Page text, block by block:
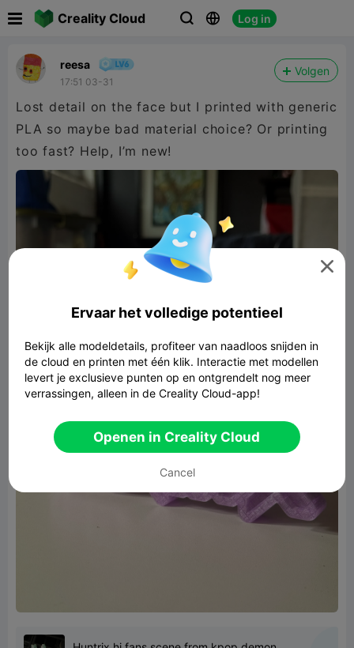
Creality Cloud   Log in
reesa
17:51 03-31
Volgen
Lost detail on the face but I printed with generic
PLA so maybe bad material choice? Or printing
too fast? Help, I’m new!

Ervaar het volledige potentieel
Bekijk alle modeldetails, profiteer van naadloos snijden in
de cloud en printen met één klik. Interactie met modellen
levert je exclusieve punten op en ontgrendelt nog meer
verrassingen, alleen in de Creality Cloud-app!
Openen in Creality Cloud
Cancel